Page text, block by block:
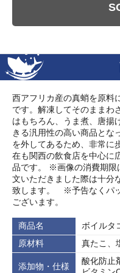
西アフリカ産の真蛸を原料
です。解凍してそのままわ
はもちろん、うま煮、唐揚
きる汎用性の高い商品とな
を外してあるため、非常に
在も関西の飲食店を中心に
品です。 ※画像の消費期限
文いただきました際は十分
致します。 ※予告なくパ
ございます。
商品名
ボイルタ
原材料
真たこ、
添加物・仕様
酸化防止